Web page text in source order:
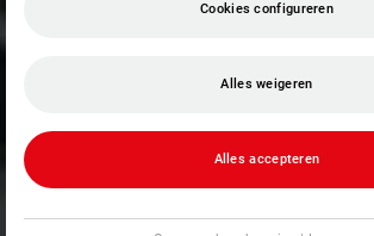
Cookies configureren
Alles weigeren
Alles accepteren